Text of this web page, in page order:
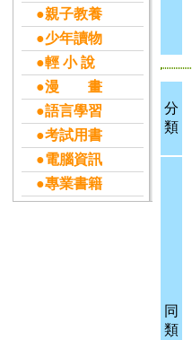
●親子教養
●少年讀物
●輕 小 說
●漫 畫
●語言學習
●考試用書
●電腦資訊
●專業書籍
分
類
同
類